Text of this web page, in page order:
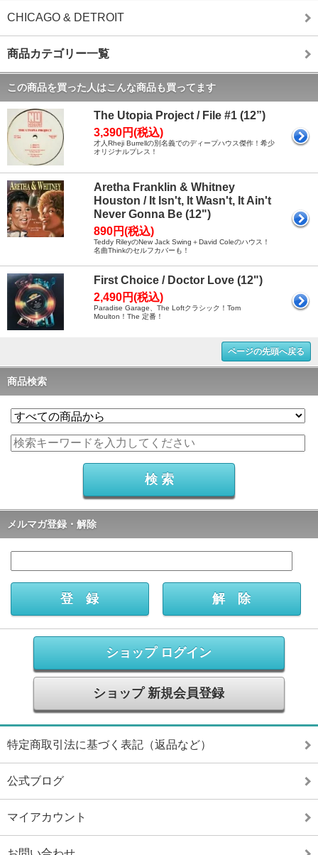
CHICAGO & DETROIT
商品カテゴリー一覧
この商品を買った人はこんな商品も買ってます
The Utopia Project / File #1 (12”)
3,390円(税込)
才人Rheji Burrellの別名義でのディープハウス傑作！希少
オリジナルプレス！
Aretha Franklin & Whitney
Houston / It Isn't, It Wasn't, It Ain't
Never Gonna Be (12")
890円(税込)
Teddy RileyのNew Jack Swing＋David Coleのハウス！
名曲Thinkのセルフカバーも！
First Choice / Doctor Love (12")
2,490円(税込)
Paradise Garage、The Loftクラシック！Tom
Moulton！The 定番！
ページの先頭へ戻る
商品検索
メルマガ登録・解除
ショップ ログイン
ショップ 新規会員登録
特定商取引法に基づく表記（返品など）
公式ブログ
マイアカウント